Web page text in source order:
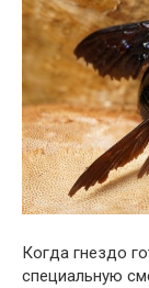
Когда гнездо
специальную